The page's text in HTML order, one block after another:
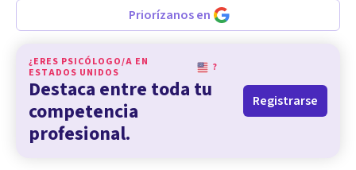
Priorízanos en
¿ERES PSICÓLOGO/A EN
ESTADOS UNIDOS
?
Destaca entre toda tu
competencia
profesional.
Registrarse